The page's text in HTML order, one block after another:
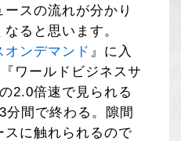
スの流れが分かり
ると思います。
オンデマンド 』に入
ワールドビジネスサ
2.0倍速で見られる
分間で終わる。隙間
スに触れられるので